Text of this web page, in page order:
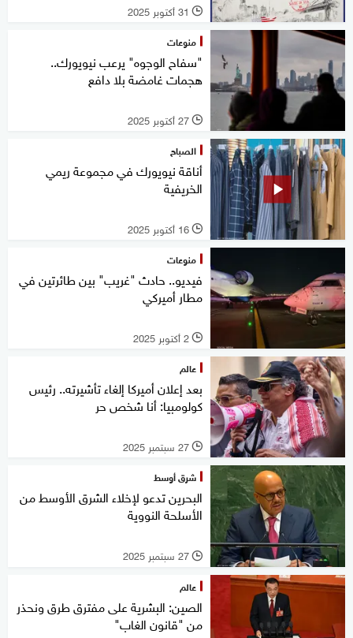
l 31 أكتوبر 2025
منوعات
"سفاح الوجوه" يرعب نيويورك..
هجمات غامضة بلا دافع
l 27 أكتوبر 2025
الصباح
أناقة نيويورك في مجموعة ريمي
الخريفية
l 16 أكتوبر 2025
منوعات
فيديو.. حادث "غريب" بين طائرتين في
مطار أميركي
l 2 أكتوبر 2025
عالم
بعد إعلان أميركا إلغاء تأشيرته.. رئيس
كولومبيا: أنا شخص حر
l 27 سبتمبر 2025
شرق أوسط
البحرين تدعو لإخلاء الشرق الأوسط من
الأسلحة النووية
l 27 سبتمبر 2025
عالم
الصين: البشرية على مفترق طرق ونحذر
من "قانون الغاب"